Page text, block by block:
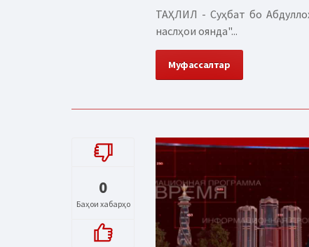
ТАҲЛИЛ - Суҳбат бо
наслҳои оянда"...
Муфассалтар
0
Баҳои хабарҳо